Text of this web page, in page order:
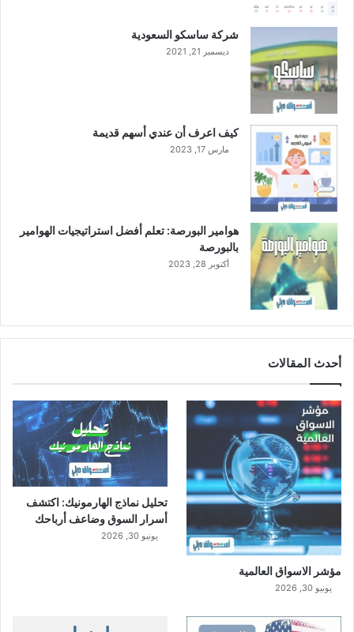
شركة ساسكو السعودية
ديسمبر 21, 2021
كيف اعرف أن عندي أسهم قديمة
مارس 17, 2023
هوامير البورصة: تعلم أفضل استراتيجيات الهوامير
بالبورصة
أكتوبر 28, 2023
أحدث المقالات
مؤشر الاسواق العالمية
يونيو 30, 2026
تحليل نماذج الهارمونيك: اكتشف
أسرار السوق وضاعف أرباحك
يونيو 30, 2026